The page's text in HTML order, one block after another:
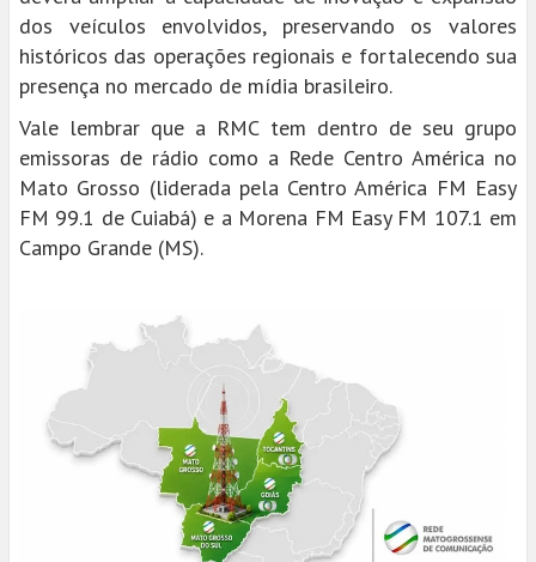
dos veículos envolvidos, preservando os valores
históricos das operações regionais e fortalecendo sua
presença no mercado de mídia brasileiro.
Vale lembrar que a RMC tem dentro de seu grupo
emissoras de rádio como a Rede Centro América no
Mato Grosso (liderada pela Centro América FM Easy
FM 99.1 de Cuiabá) e a Morena FM Easy FM 107.1 em
Campo Grande (MS).